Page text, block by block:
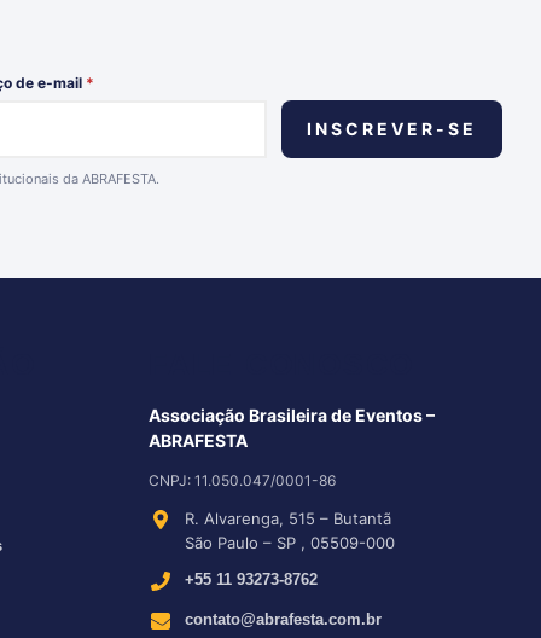
de e-mail *
da ABRAFESTA.
Associação Brasileira de Eventos –
ABRAFESTA
CNPJ:11.050.047/0001-86
R. Alvarenga, 515– Butantã
São Paulo– SP ,05509-000
+55 11 93273-8762
contato@abrafesta.com.br